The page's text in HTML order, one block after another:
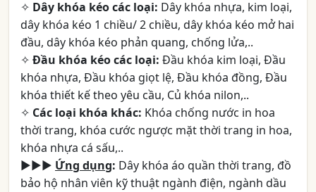
✧ Dây khóa kéo các loại: Dây khóa nhựa, kim loại,
dây khóa kéo 1 chiều/ 2 chiều, dây khóa kéo mở hai
đầu, dây khóa kéo phản quang, chống lửa,..
✧ Đầu khóa kéo các loại: Đầu khóa kim loại, Đầu
khóa nhựa, Đầu khóa giọt lệ, Đầu khóa đồng, Đầu
khóa thiết kế theo yêu cầu, Củ khóa nilon,..
✧ Các loại khóa khác: Khóa chống nước in hoa
thời trang, khóa cước ngược mặt thời trang in hoa,
khóa nhựa cá sấu,..
►►► Ứng dụng: Dây khóa áo quần thời trang, đồ
bảo hộ nhân viên kỹ thuật ngành điện, ngành dầu